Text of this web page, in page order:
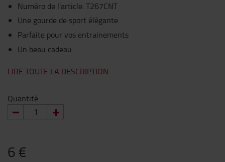
Numéro de l'article: T267CNT
Une gourde de sport élégante
Parfaite pour vos entrainements
Un beau cadeau
LIRE TOUTE LA DESCRIPTION
Quantité
6 €